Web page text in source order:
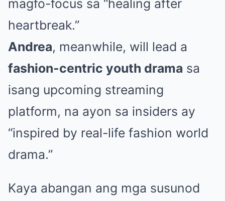
magfo-focus sa “healing after
heartbreak.”
Andrea, meanwhile, will lead a
fashion-centric youth drama sa
isang upcoming streaming
platform, na ayon sa insiders ay
“inspired by real-life fashion world
drama.”
Kaya abangan ang mga susunod